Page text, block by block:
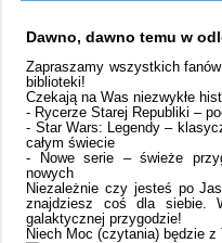
Dawno, dawno temu w
Zapraszamy wszystkich
biblioteki!
Czekają na Was niezwykłe
- Rycerze Starej Republiki –
- Star Wars: Legendy –
całym świecie
- Nowe serie – świeże
nowych
Niezależnie czy jesteś po
znajdziesz coś dla siebie.
galaktycznej przygodzie!
Niech Moc (czytania) będzie z